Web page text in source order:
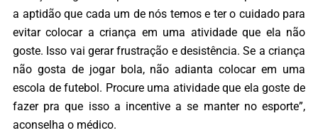
a aptidão que cada um de nós temos e ter o cuidado para
evitar colocar a criança em uma atividade que ela não
goste. Isso vai gerar frustração e desistência. Se a criança
não gosta de jogar bola, não adianta colocar em uma
escola de futebol. Procure uma atividade que ela goste de
fazer pra que isso a incentive a se manter no esporte”,
aconselha o médico.